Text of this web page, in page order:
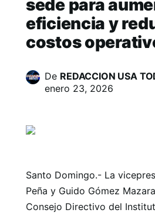
sede para
eficiencia y
costos
De REDACCION USA
enero 23, 2026
Santo Domingo.- La
Peña y Guido Gómez
Consejo Directivo del